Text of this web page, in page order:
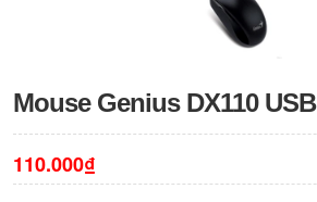
Mouse Genius DX110 USB
110.000₫